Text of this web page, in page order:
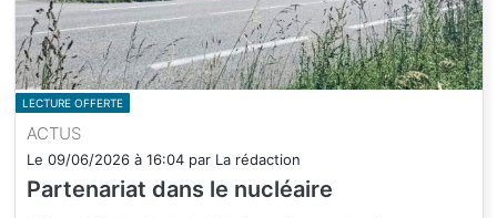
LECTURE OFFERTE
ACTUS
Le 09/06/2026 à 16:04 par La rédaction
Partenariat dans le nucléaire